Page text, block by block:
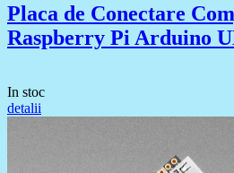
Placa de Conectare
Raspberry Pi Arduino
In stoc
detalii